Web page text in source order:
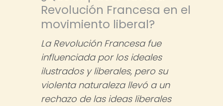
Revolución Francesa en el
movimiento liberal?
La Revolución Francesa fue
influenciada por los ideales
ilustrados y liberales, pero su
violenta naturaleza llevó a un
rechazo de las ideas liberales